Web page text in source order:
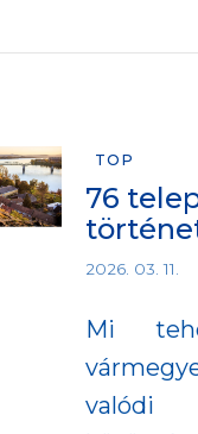
TOP
76
2026. 03. 11.
Mi
valódi